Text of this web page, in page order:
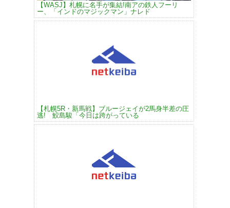
【WASJ】札幌に名手が集結!南アの鉄人フーリ
ー、「インドのマジックマン」ナレド
【札幌5R・新馬戦】ブルージェイが2馬身半差の圧
逃! 鮫島駿「今日は跨がっている